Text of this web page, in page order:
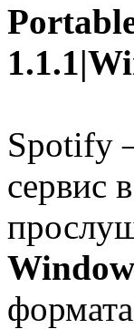
Spotify
сервис